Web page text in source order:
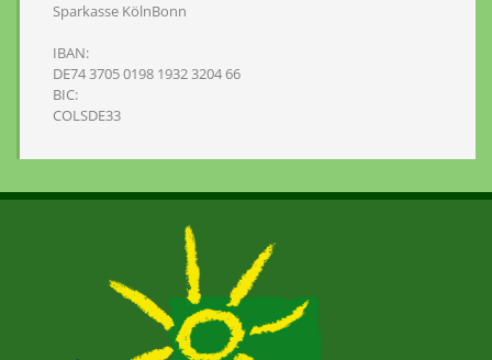
Sparkasse KölnBonn
IBAN:
DE74 3705 0198 1932 3204 66
BIC:
COLSDE33